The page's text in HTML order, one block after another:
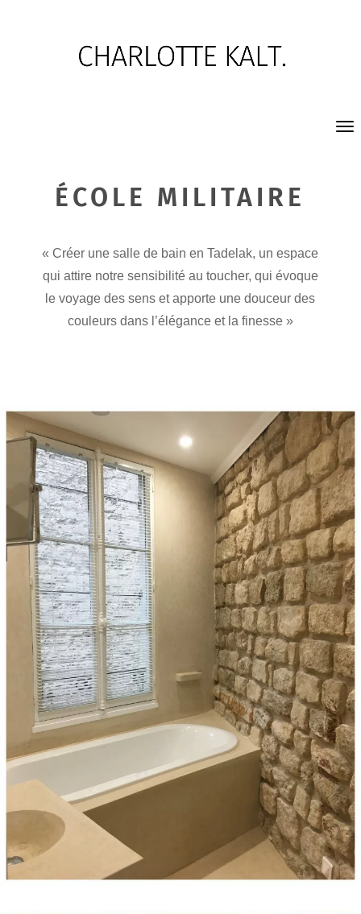
ÉCOLE MILITAIRE
« Créer une salle de bain en Tadelak, un espace
qui attire notre sensibilité au toucher, qui évoque
le voyage des sens et apporte une douceur des
couleurs dans l’élégance et la finesse »